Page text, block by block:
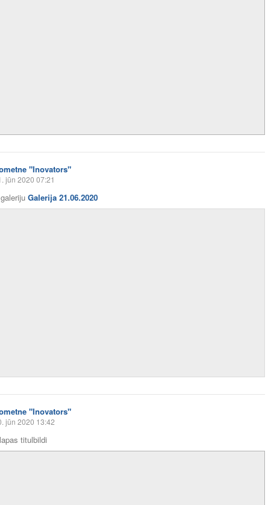
"Inovators"
jūn 2020 07:21
Galerija 21.06.2020
"Inovators"
jūn 2020 13:42
titulbildi